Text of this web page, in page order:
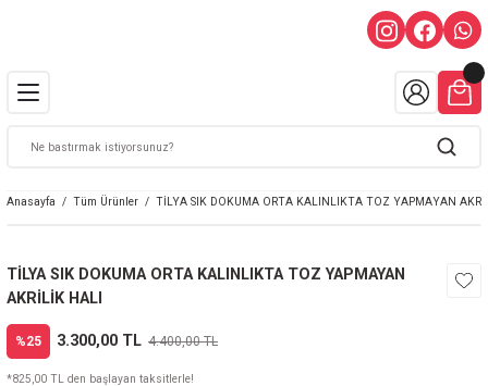
Anasayfa Tüm Ürünler TİLYA SIK DOKUMA ORTA KALINLIKTA TOZ YAPMAYAN
TİLYA SIK DOKUMA ORTA KALINLIKTA TOZ YAPMAYAN
AKRİLİK HALI
%25 3.300,00 TL 4.400,00 TL
*825,00 TL den başlayan taksitlerle!